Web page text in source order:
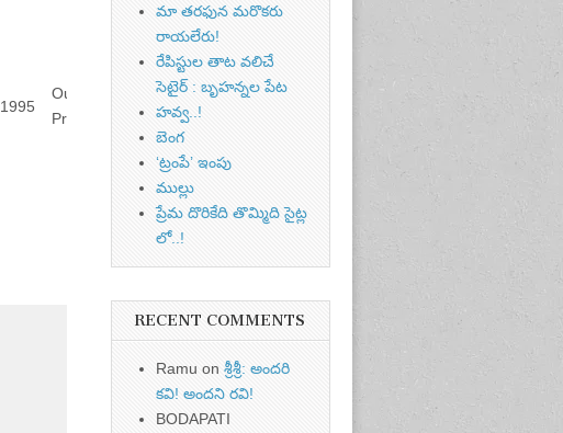
1995
Out of
Print
మా తరఫున మరొకరు
రాయలేరు!
రేపిస్టుల తాట వలిచే
సెటైర్ : బృహన్నల పేట
హవ్వ..!
బెంగ
‘ట్రంపే’ ఇంపు
ముల్లు
ప్రేమ దొరికేది తొమ్మిది సైట్ల
లో..!
RECENT COMMENTS
Ramu on శ్రీశ్రీ: అందరి
కవి! అందని రవి!
BODAPATI